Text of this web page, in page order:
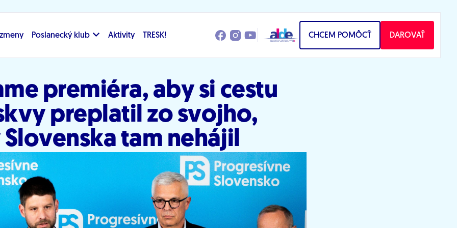
Poslanecký klub Aktivity TRESK! CHCEM POMÔCŤ DAROVAŤ
premiéra, aby si cestu
preplatil zo svojho,
tam nehájil